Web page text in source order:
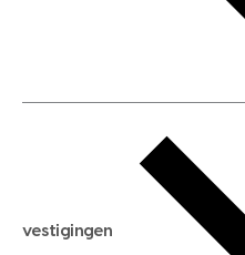
aankoopadvies
verkoopadvies
hypotheekadvies
hypotheek berekenen
maximale hypotheek
hypotheek bespaarcheck
vestigingen